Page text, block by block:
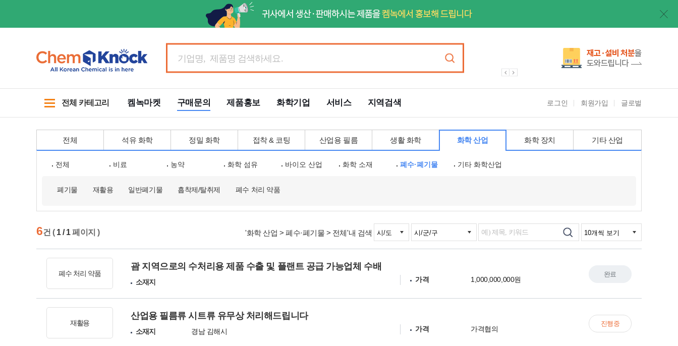
전체 카테고리 켐녹마켓 구매문의 제품홍보 화학기업 서비스 지역검색 로그인 회원가입 글로벌
전체 석유 화학 정밀 화학 접착 & 코팅 산업용 필름 생활 화학 화학 산업 화학 장치 기타 산업
전체 비료 농약 화학 섬유 바이오 산업 화학 소재 폐수·폐기물 기타 화학산업
폐기물 재활용 일반폐기물 흡착제/탈취제 폐수 처리 약품
6건 ( 1 / 1페이지 ) '화학 산업 > 폐수·폐기물 > 전체'내 검색
폐수 처리 약품
괌 지역으로의 수처리용 제품 수출 및 플랜트 공급 가능업체 수배
소재지 가격 1,000,000,000원
완료
재활용
산업용 필름류 시트류 유무상 처리해드립니다
소재지 경남 김해시 가격 가격협의
진행중